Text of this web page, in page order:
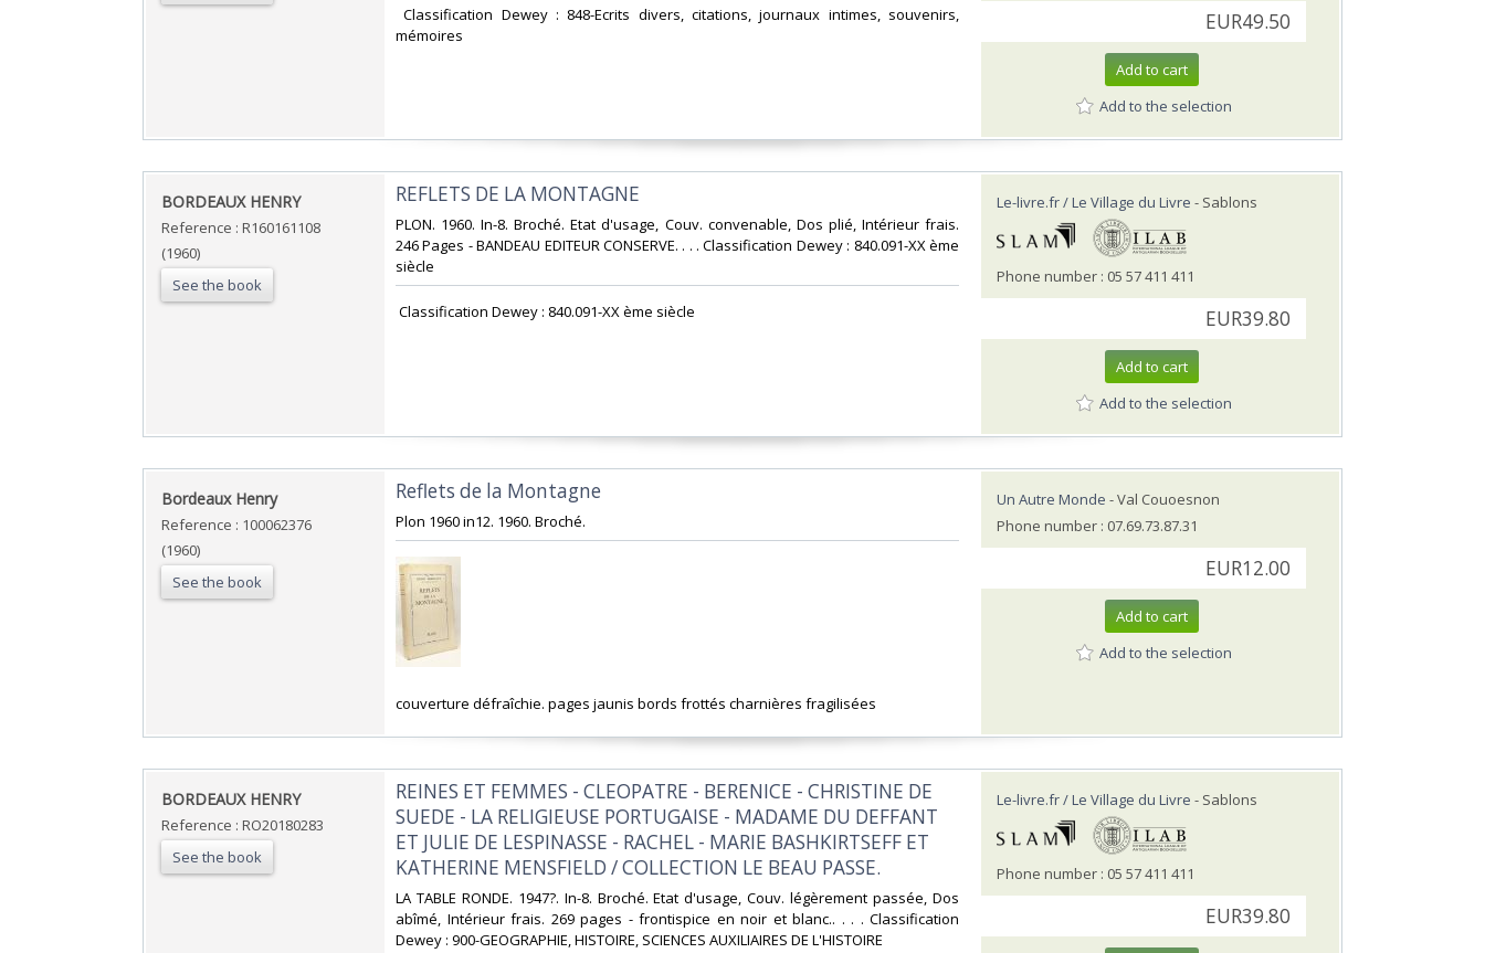
‎ Classification Dewey : 848-Ecrits divers, citations, journaux intimes, souvenirs,
mémoires‎
EUR49.50
Add to cart
Add to the selection
‎BORDEAUX HENRY‎
Reference : R160161108
(1960)
See the book
‎REFLETS DE LA MONTAGNE‎
‎PLON. 1960. In-8. Broché. Etat d'usage, Couv. convenable, Dos plié, Intérieur frais.
246 Pages - BANDEAU EDITEUR CONSERVE. . . . Classification Dewey : 840.091-XX ème
siècle‎
‎ Classification Dewey : 840.091-XX ème siècle‎
Le-livre.fr / Le Village du Livre - Sablons
Phone number : 05 57 411 411
EUR39.80
Add to cart
Add to the selection
‎Bordeaux Henry‎
Reference : 100062376
(1960)
See the book
‎Reflets de la Montagne‎
‎Plon 1960 in12. 1960. Broché.‎
‎couverture défraîchie. pages jaunis bords frottés charnières fragilisées‎
Un Autre Monde - Val Couoesnon
Phone number : 07.69.73.87.31
EUR12.00
Add to cart
Add to the selection
‎BORDEAUX HENRY‎
Reference : RO20180283
See the book
‎REINES ET FEMMES - CLEOPATRE - BERENICE - CHRISTINE DE
SUEDE - LA RELIGIEUSE PORTUGAISE - MADAME DU DEFFANT
ET JULIE DE LESPINASSE - RACHEL - MARIE BASHKIRTSEFF ET
KATHERINE MENSFIELD / COLLECTION LE BEAU PASSE.‎
‎LA TABLE RONDE. 1947?. In-8. Broché. Etat d'usage, Couv. légèrement passée, Dos
abîmé, Intérieur frais. 269 pages - frontispice en noir et blanc.. . . . Classification
Dewey : 900-GEOGRAPHIE, HISTOIRE, SCIENCES AUXILIAIRES DE L'HISTOIRE‎
Le-livre.fr / Le Village du Livre - Sablons
Phone number : 05 57 411 411
EUR39.80